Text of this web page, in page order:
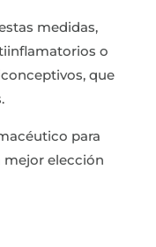
medidas,
o
que
para
mejor elección